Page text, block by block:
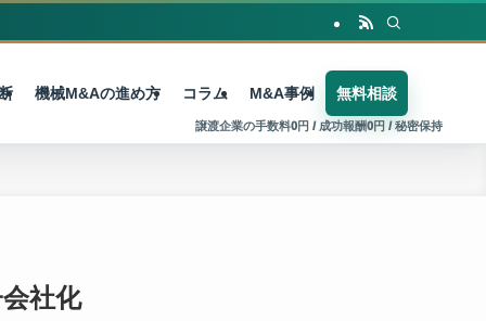
機械M&Aの進め方 コラム M&A事例 無料相談
社化